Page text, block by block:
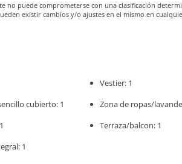
no puede comprometerse con una clasificación
existir cambios y/o ajustes en el mismo en
cubierto: 1
1
Vestier: 1
Zona de ropas/
Terraza/balcon: 1